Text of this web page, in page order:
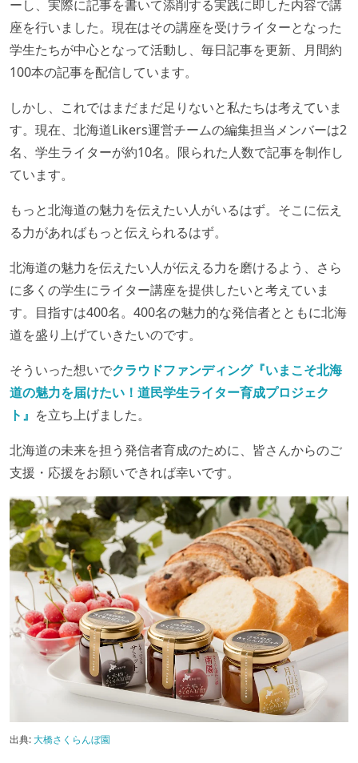
ーし、実際に記事を書いて添削する実践に即した内容で講
座を行いました。現在はその講座を受けライターとなった
学生たちが中心となって活動し、毎日記事を更新、月間約
100本の記事を配信しています。
しかし、これではまだまだ足りないと私たちは考えていま
す。現在、北海道Likers運営チームの編集担当メンバーは2
名、学生ライターが約10名。限られた人数で記事を制作し
ています。
もっと北海道の魅力を伝えたい人がいるはず。そこに伝え
る力があればもっと伝えられるはず。
北海道の魅力を伝えたい人が伝える力を磨けるよう、さら
に多くの学生にライター講座を提供したいと考えていま
す。目指すは400名。400名の魅力的な発信者とともに北海
道を盛り上げていきたいのです。
そういった想いでクラウドファンディング『いまこそ北海
道の魅力を届けたい！道民学生ライター育成プロジェク
ト』 を立ち上げました。
北海道の未来を担う発信者育成のために、皆さんからのご
支援・応援をお願いできれば幸いです。
出典: 大橋さくらんぼ園